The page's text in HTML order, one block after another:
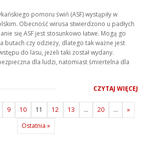
pomoru świń (ASF) wystąpiły w
Obecność wirusa stwierdzono u padłych
się ASF jest stosunkowo łatwe. Mogą go
butach czy odzieży, dlatego tak ważne jest
do lasu, jeżeli taki został wydany.
dla ludzi, natomiast śmiertelna dla
CZYTAJ WIĘCEJ
9 10 11 12 13 ... 20 ...
»
Ostatnia »